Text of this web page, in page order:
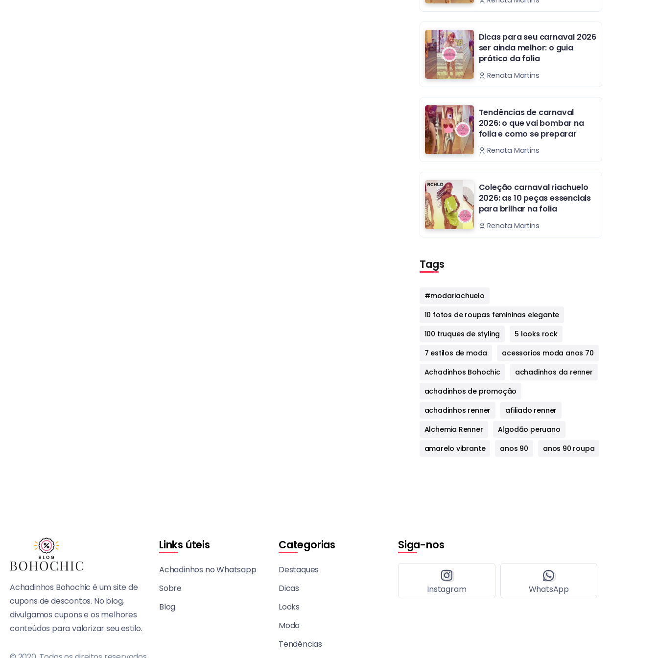
Dicas para seu carnaval 2026
ser ainda melhor: o guia
prático da folia
Renata Martins
Tendências de carnaval
2026: o que vai bombar na
folia e como se preparar
Renata Martins
Coleção carnaval riachuelo
2026: as 10 peças essenciais
para brilhar na folia
Renata Martins
Tags
#modariachuelo
10 fotos de roupas femininas elegante
100 truques de styling
5 looks rock
7 estilos de moda
acessorios moda anos 70
Achadinhos Bohochic
achadinhos da renner
achadinhos de promoção
achadinhos renner
afiliado renner
Alchemia Renner
Algodão peruano
amarelo vibrante
anos 90 anos 90 roupa
Achadinhos Bohochic é um site de
cupons de descontos. No blog,
divulgamos cupons e os melhores
conteúdos para valorizar seu estilo.
Links úteis
Achadinhos no Whatsapp
Sobre
Blog
Categorias
Destaques
Dicas
Looks
Moda
Tendências
Siga-nos
Instagram WhatsApp